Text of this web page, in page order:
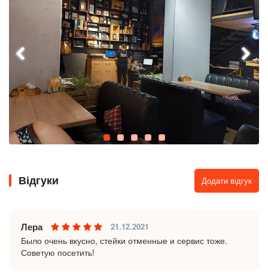
Відгуки Додати відгук
Лера 21.12.2021
Было очень вкусно, стейки отменные и сервис тоже.
Советую посетить!